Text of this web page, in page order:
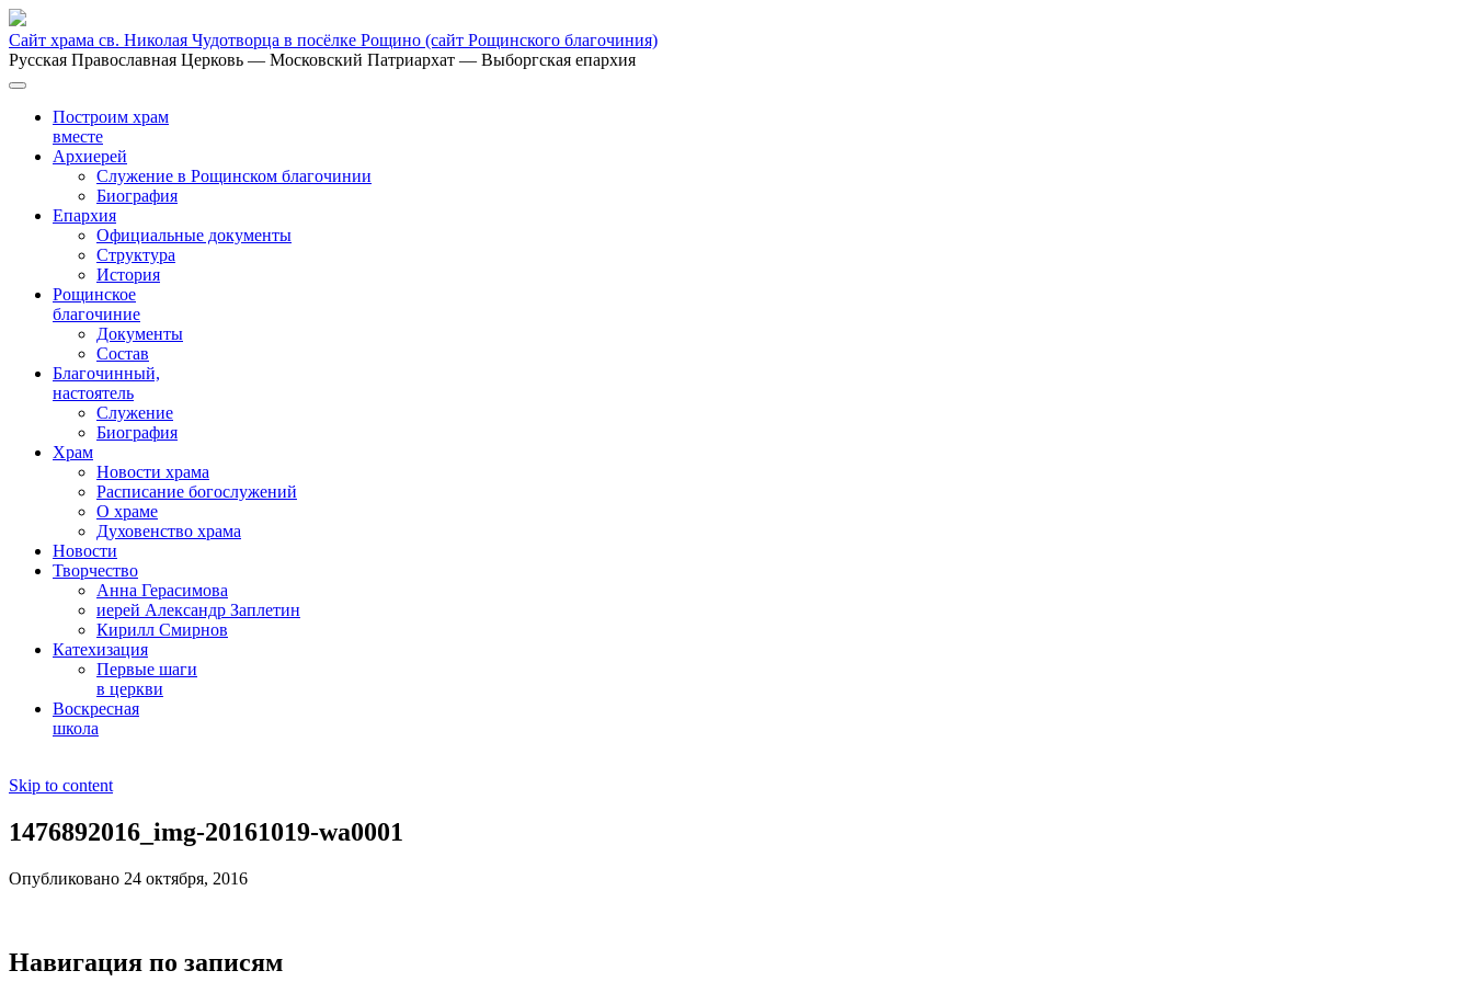
Сайт храма св. Николая Чудотворца в посёлке Рощино (сайт Рощинского благочиния)
Русская Православная Церковь — Московский Патриархат — Выборгская епархия
Построим храм
вместе
Архиерей
Служение в Рощинском благочинии
Биография
Епархия
Официальные документы
Структура
История
Рощинское
благочиние
Документы
Состав
Благочинный,
настоятель
Служение
Биография
Храм
Новости храма
Расписание богослужений
О храме
Духовенство храма
Новости
Творчество
Анна Герасимова
иерей Александр Заплетин
Кирилл Смирнов
Катехизация
Первые шаги
в церкви
Воскресная
школа
Skip to content
1476892016_img-20161019-wa0001
Опубликовано 24 октября, 2016
Навигация по записям